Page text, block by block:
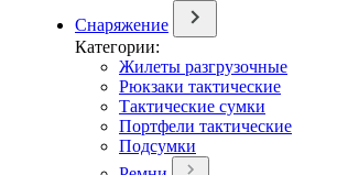
Снаряжение
Категории:
Жилеты разгрузочные
Рюкзаки тактические
Тактические сумки
Портфели тактические
Подсумки